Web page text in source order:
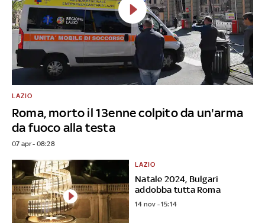
Roma, morto il 13enne colpito da un'arma
da fuoco alla testa
LAZIO
07 apr - 08:28
Natale 2024, Bulgari
addobba tutta Roma
LAZIO
14 nov - 15:14